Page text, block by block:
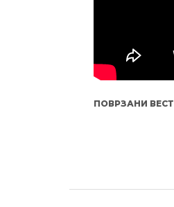
ПОВРЗАНИ